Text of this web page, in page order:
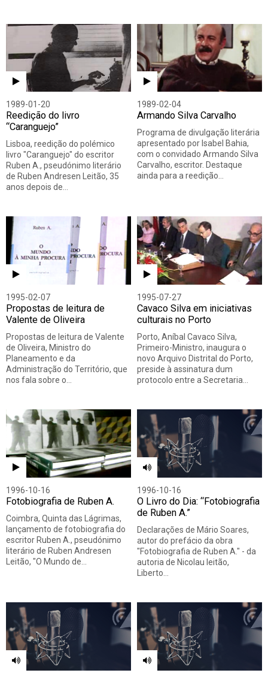
1989-01-20
Reedição do livro
“Caranguejo”
Lisboa, reedição do polémico
livro "Caranguejo" do escritor
Ruben A., pseudónimo literário
de Ruben Andresen Leitão, 35
anos depois de…
1989-02-04
Armando Silva Carvalho
Programa de divulgação literária
apresentado por Isabel Bahia,
com o convidado Armando Silva
Carvalho, escritor. Destaque
ainda para a reedição…
1995-02-07
Propostas de leitura de
Valente de Oliveira
Propostas de leitura de Valente
de Oliveira, Ministro do
Planeamento e da
Administração do Território, que
nos fala sobre o…
1995-07-27
Cavaco Silva em iniciativas
culturais no Porto
Porto, Aníbal Cavaco Silva,
Primeiro-Ministro, inaugura o
novo Arquivo Distrital do Porto,
preside à assinatura dum
protocolo entre a Secretaria…
1996-10-16
Fotobiografia de Ruben A.
Coimbra, Quinta das Lágrimas,
lançamento de fotobiografia do
escritor Ruben A., pseudónimo
literário de Ruben Andresen
Leitão, "O Mundo de…
1996-10-16
O Livro do Dia: “Fotobiografia
de Ruben A.”
Declarações de Mário Soares,
autor do prefácio da obra
"Fotobiografia de Ruben A." - da
autoria de Nicolau leitão,
Liberto…